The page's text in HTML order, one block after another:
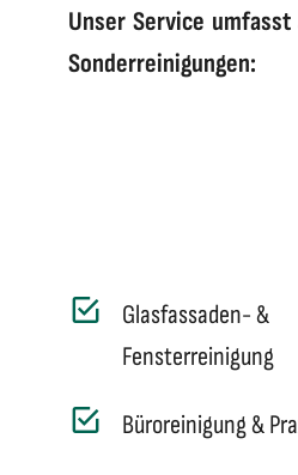
Unser Service
Sonderreinigungen:
Glasfassaden- &
Fensterreinigung
Büroreinigung &